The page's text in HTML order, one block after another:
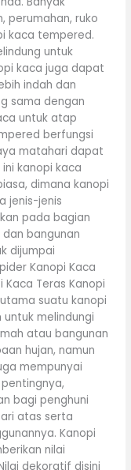
perumahan, ruko
kaca tempered.
untuk
kaca juga dapat
indah dan
sama dengan
untuk atap
berfungsi
matahari dapat
kanopi kaca
dimana kanopi
jenis-jenis
pada bagian
bangunan
dijumpai
Kanopi Kaca
Teras Kanopi
suatu kanopi
melindungi
atau bangunan
hujan, namun
mempunyai
bagi penghuni
atas serta
Kanopi
nilai
dekoratif disini